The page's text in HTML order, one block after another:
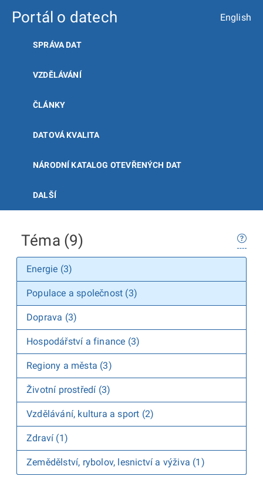
Portál o datech English
SPRÁVA DAT
VZDĚLÁVÁNÍ
ČLÁNKY
DATOVÁ KVALITA
NÁRODNÍ KATALOG OTEVŘENÝCH DAT
DALŠÍ
Téma (9)
Energie (3)
Populace a společnost (3)
Doprava (3)
Hospodářství a finance (3)
Regiony a města (3)
Životní prostředí (3)
Vzdělávání, kultura a sport (2)
Zdraví (1)
Zemědělství, rybolov, lesnictví a výživa (1)